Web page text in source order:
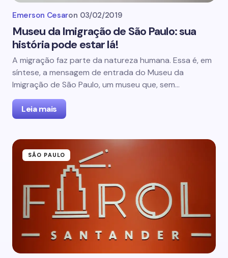
Emerson Cesaron 03/02/2019
Museu da Imigração de São Paulo: sua
história pode estar lá!
A migração faz parte da natureza humana. Essa é, em
síntese, a mensagem de entrada do Museu da
Imigração de São Paulo, um museu que, sem…
Leia mais
SÃO PAULO